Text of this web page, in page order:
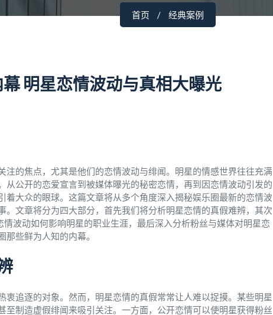
首页 经典案例
明星恋情波动与真相大曝光
注的焦点，尤其是他们的恋情波动与绯闻。明星的情感世界往往充满
从公开的恋爱宣言到被媒体曝光的秘密恋情，再到因恋情波动引发的
着大众的眼球。这篇文章将从多个角度深入揭秘娱乐圈最新的恋情波
。文章将分为四大部分，首先我们将分析明星恋情的真假难辨，其次
情波动如何影响明星的职业生涯，最后深入分析粉丝与媒体对明星恋
些鲜为人知的内幕。
衷追逐的对象。然而，明星恋情的真假常常让人难以捉摸。某些明星
至制造虚假绯闻来吸引关注。一方面，公开恋情可以使明星获得粉丝